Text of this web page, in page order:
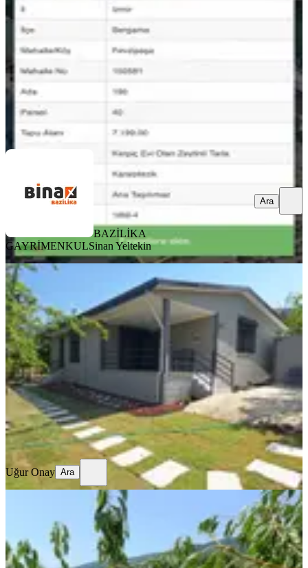
BAZİLİKA GAYRİMENKUL
Ara
BAZİLİKA
GAYRİMENKULSinan Yeltekin
Ara
YENİ
%2
İzmir'in Gözde Yaylalarından
Alankıyı'da Satılık Sıfır Müstakil Ev
İzmir, Bayındır
Elektrik Hattı, Kanalizasyon
03.08.2026
9.600.000 ₺ 9.800.000 ₺
Uğur Onay
Ara
Uğur Onay Ara
Bayındır Gayrımenkul Osmanlar
Mah Satılık Kıraz Bahcesı
İzmir, Bayındır